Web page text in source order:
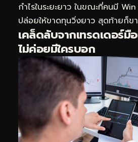
กำไรในระยะยาว ในขณะที่คนมี
ปล่อยให้ขาดทุนวิ่งยาว สุดท้ายก็ข
เคล็ดลับจากเทรดเดอร์
ไม่ค่อยมีใครบอก